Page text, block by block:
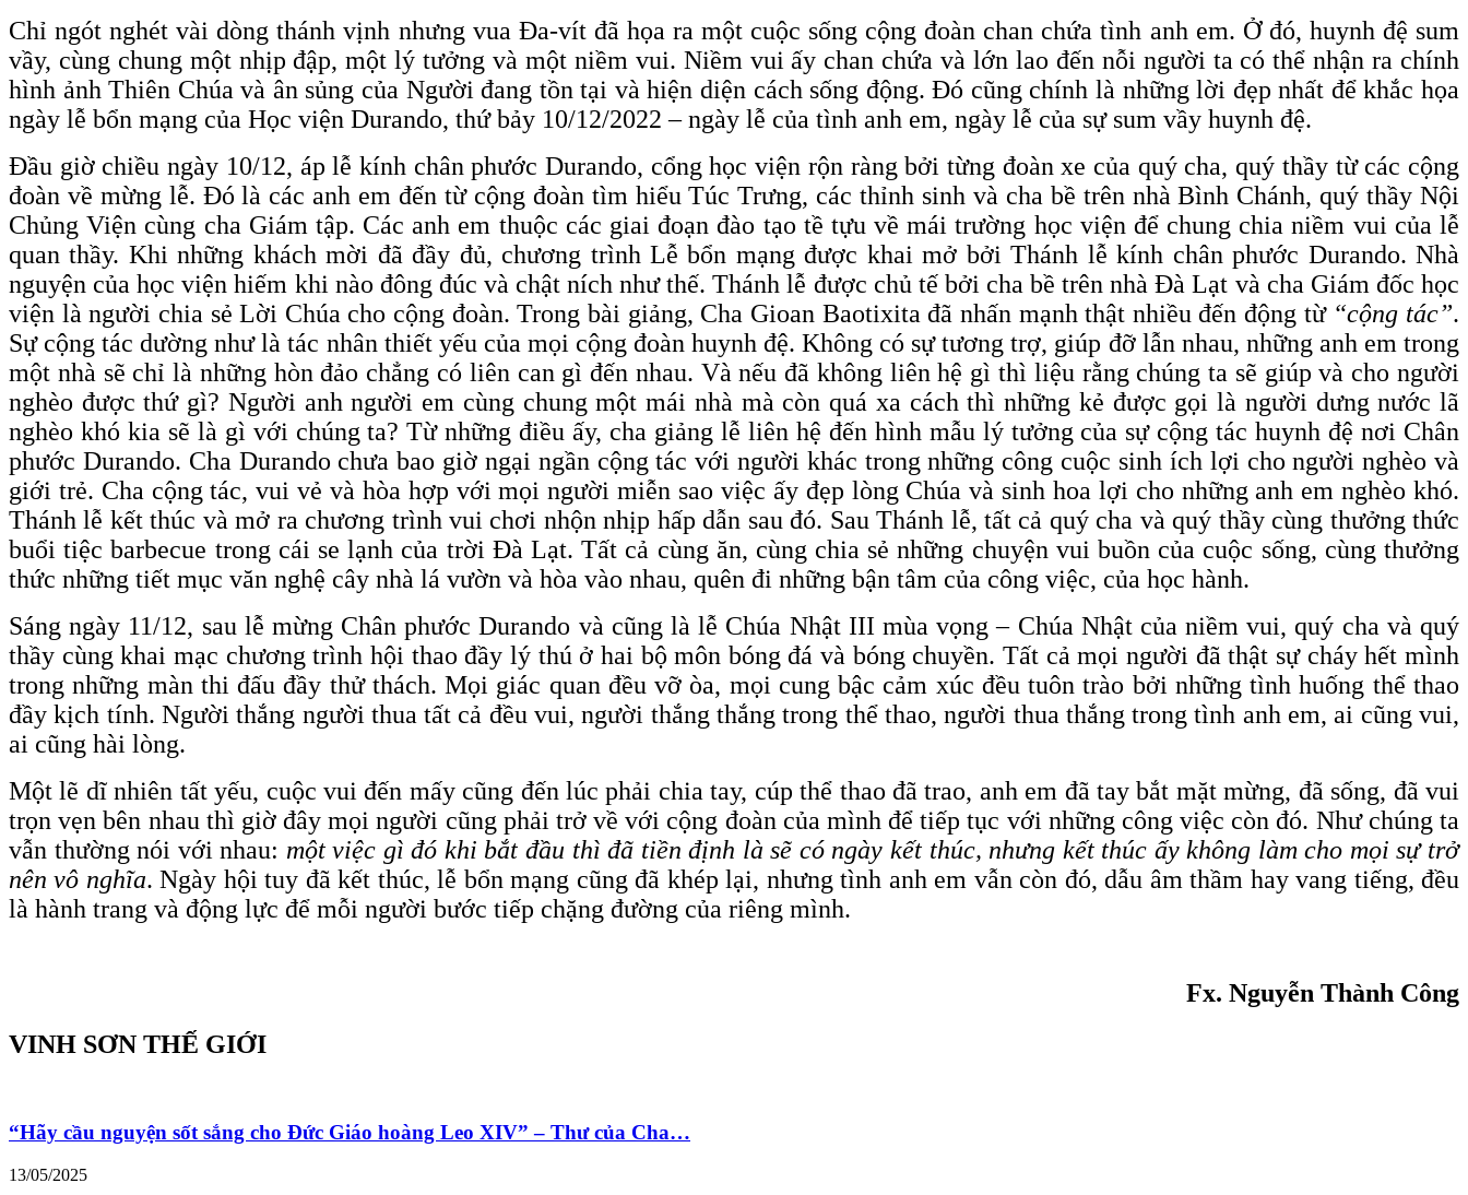
Chỉ ngót nghét vài dòng thánh vịnh nhưng vua Đa-vít đã họa ra một cuộc sống cộng đoàn chan chứa tình anh em. Ở đó, huynh đệ sum
vầy, cùng chung một nhịp đập, một lý tưởng và một niềm vui. Niềm vui ấy chan chứa và lớn lao đến nỗi người ta có thể nhận ra chính
hình ảnh Thiên Chúa và ân sủng của Người đang tồn tại và hiện diện cách sống động. Đó cũng chính là những lời đẹp nhất để khắc họa
ngày lễ bổn mạng của Học viện Durando, thứ bảy 10/12/2022 – ngày lễ của tình anh em, ngày lễ của sự sum vầy huynh đệ.
Đầu giờ chiều ngày 10/12, áp lễ kính chân phước Durando, cổng học viện rộn ràng bởi từng đoàn xe của quý cha, quý thầy từ các cộng
đoàn về mừng lễ. Đó là các anh em đến từ cộng đoàn tìm hiểu Túc Trưng, các thỉnh sinh và cha bề trên nhà Bình Chánh, quý thầy Nội
Chủng Viện cùng cha Giám tập. Các anh em thuộc các giai đoạn đào tạo tề tựu về mái trường học viện để chung chia niềm vui của lễ
quan thầy. Khi những khách mời đã đầy đủ, chương trình Lễ bổn mạng được khai mở bởi Thánh lễ kính chân phước Durando. Nhà
nguyện của học viện hiếm khi nào đông đúc và chật ních như thế. Thánh lễ được chủ tế bởi cha bề trên nhà Đà Lạt và cha Giám đốc học
viện là người chia sẻ Lời Chúa cho cộng đoàn. Trong bài giảng, Cha Gioan Baotixita đã nhấn mạnh thật nhiều đến động từ “cộng tác”.
Sự cộng tác dường như là tác nhân thiết yếu của mọi cộng đoàn huynh đệ. Không có sự tương trợ, giúp đỡ lẫn nhau, những anh em trong
một nhà sẽ chỉ là những hòn đảo chẳng có liên can gì đến nhau. Và nếu đã không liên hệ gì thì liệu rằng chúng ta sẽ giúp và cho người
nghèo được thứ gì? Người anh người em cùng chung một mái nhà mà còn quá xa cách thì những kẻ được gọi là người dưng nước lã
nghèo khó kia sẽ là gì với chúng ta? Từ những điều ấy, cha giảng lễ liên hệ đến hình mẫu lý tưởng của sự cộng tác huynh đệ nơi Chân
phước Durando. Cha Durando chưa bao giờ ngại ngần cộng tác với người khác trong những công cuộc sinh ích lợi cho người nghèo và
giới trẻ. Cha cộng tác, vui vẻ và hòa hợp với mọi người miễn sao việc ấy đẹp lòng Chúa và sinh hoa lợi cho những anh em nghèo khó.
Thánh lễ kết thúc và mở ra chương trình vui chơi nhộn nhịp hấp dẫn sau đó. Sau Thánh lễ, tất cả quý cha và quý thầy cùng thưởng thức
buổi tiệc barbecue trong cái se lạnh của trời Đà Lạt. Tất cả cùng ăn, cùng chia sẻ những chuyện vui buồn của cuộc sống, cùng thưởng
thức những tiết mục văn nghệ cây nhà lá vườn và hòa vào nhau, quên đi những bận tâm của công việc, của học hành.
Sáng ngày 11/12, sau lễ mừng Chân phước Durando và cũng là lễ Chúa Nhật III mùa vọng – Chúa Nhật của niềm vui, quý cha và quý
thầy cùng khai mạc chương trình hội thao đầy lý thú ở hai bộ môn bóng đá và bóng chuyền. Tất cả mọi người đã thật sự cháy hết mình
trong những màn thi đấu đầy thử thách. Mọi giác quan đều vỡ òa, mọi cung bậc cảm xúc đều tuôn trào bởi những tình huống thể thao
đầy kịch tính. Người thắng người thua tất cả đều vui, người thắng thắng trong thể thao, người thua thắng trong tình anh em, ai cũng vui,
ai cũng hài lòng.
Một lẽ dĩ nhiên tất yếu, cuộc vui đến mấy cũng đến lúc phải chia tay, cúp thể thao đã trao, anh em đã tay bắt mặt mừng, đã sống, đã vui
trọn vẹn bên nhau thì giờ đây mọi người cũng phải trở về với cộng đoàn của mình để tiếp tục với những công việc còn đó. Như chúng ta
vẫn thường nói với nhau: một việc gì đó khi bắt đầu thì đã tiền định là sẽ có ngày kết thúc, nhưng kết thúc ấy không làm cho mọi sự trở
nên vô nghĩa. Ngày hội tuy đã kết thúc, lễ bổn mạng cũng đã khép lại, nhưng tình anh em vẫn còn đó, dẫu âm thầm hay vang tiếng, đều
là hành trang và động lực để mỗi người bước tiếp chặng đường của riêng mình.
Fx. Nguyễn Thành Công
VINH SƠN THẾ GIỚI
“Hãy cầu nguyện sốt sắng cho Đức Giáo hoàng Leo XIV” – Thư của Cha…
13/05/2025